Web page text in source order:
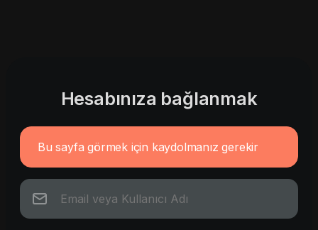
Hesabınıza bağlanmak
Bu sayfa görmek için kaydolmanız gerekir